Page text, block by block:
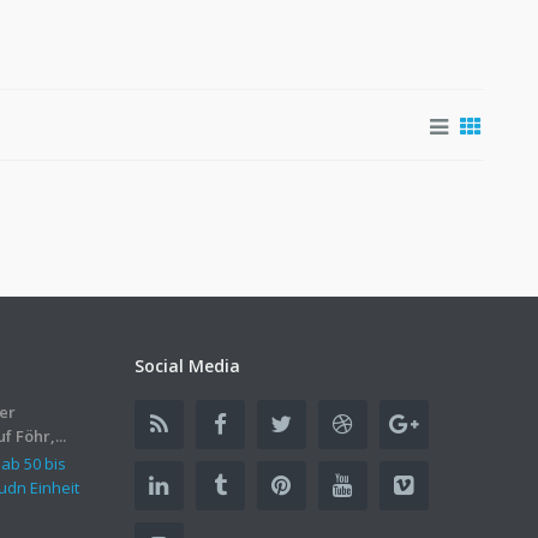
Föhr,...
50 bis
Einheit
Social Media